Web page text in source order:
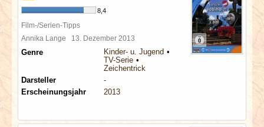
8,4
Film-/Serien-Tipps
Annika Lange 13. Dezember 2013
Genre
Kinder- u. Jugend
TV-Serie
Zeichentrick
Darsteller
-
Erscheinungsjahr
2013